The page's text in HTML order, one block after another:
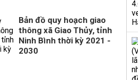
Bản đồ quy hoạch giao
thông xã Giao Thủy, tỉnh
Ninh Bình thời kỳ 2021 -
2030